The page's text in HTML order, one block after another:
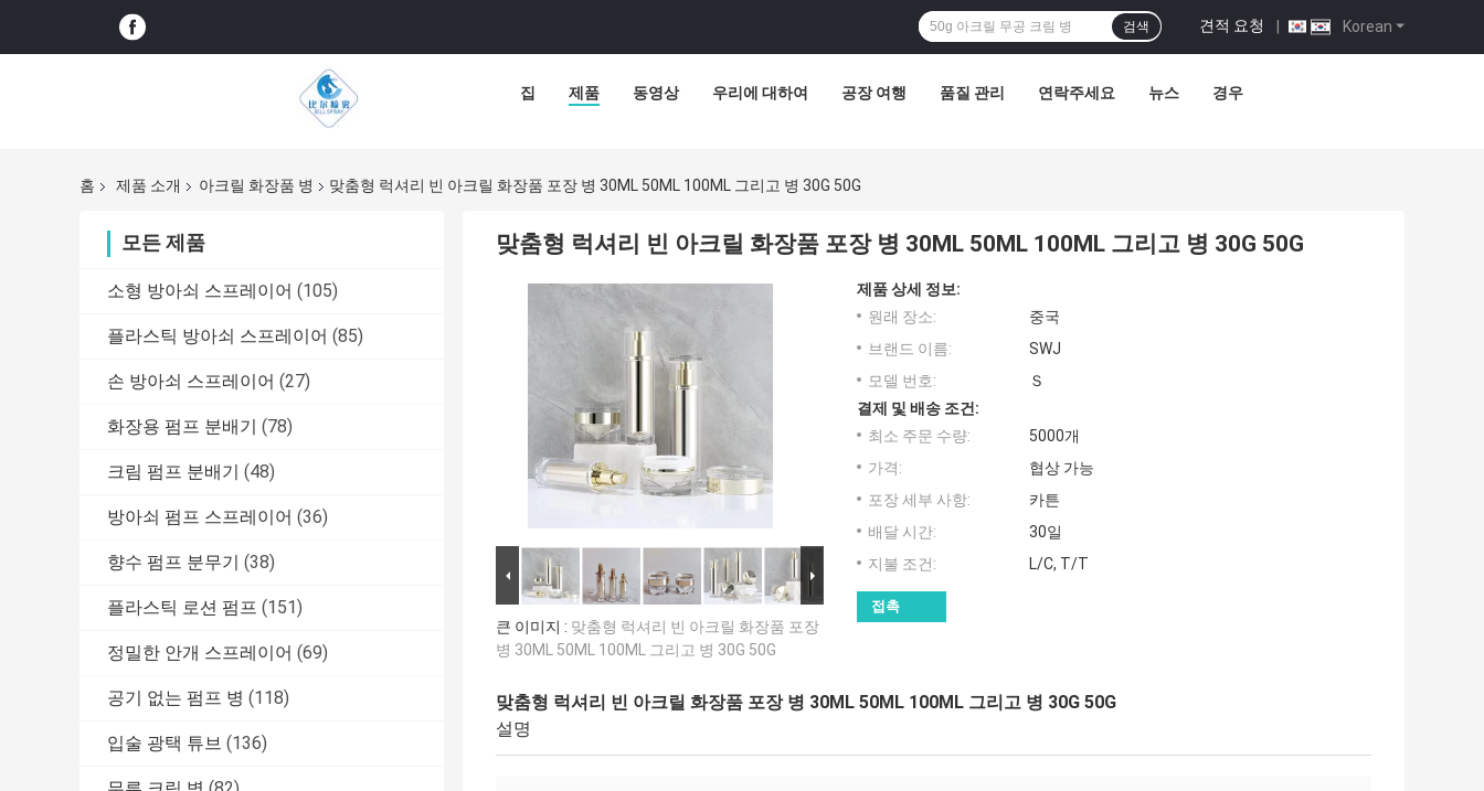
Korean
견적 요청 |
검색
집 제품 동영상 우리에 대하여 공장 여행 품질 관리 연락주세요 뉴스 경우
홈 제품 소개 아크릴 화장품 병 맞춤형 럭셔리 빈 아크릴 화장품 포장 병 30ML 50ML 100ML 그리고 병 30G 50G
모든 제품
소형 방아쇠 스프레이어 (105)
플라스틱 방아쇠 스프레이어 (85)
손 방아쇠 스프레이어 (27)
화장용 펌프 분배기 (78)
크림 펌프 분배기 (48)
방아쇠 펌프 스프레이어 (36)
향수 펌프 분무기 (38)
플라스틱 로션 펌프 (151)
정밀한 안개 스프레이어 (69)
공기 없는 펌프 병 (118)
입술 광택 튜브 (136)
맞춤형 럭셔리 빈 아크릴 화장품 포장 병 30ML 50ML 100ML 그리고 병 30G 50G
큰 이미지 : 맞춤형 럭셔리 빈 아크릴 화장품 포장
병 30ML 50ML 100ML 그리고 병 30G 50G
제품 상세 정보:
원래 장소:
중국
브랜드 이름:
SWJ
모델 번호:
Ｓ
결제 및 배송 조건:
최소 주문 수량:
5000개
가격:
협상 가능
포장 세부 사항:
카튼
배달 시간:
30일
지불 조건:
L/C, T/T
접촉
맞춤형 럭셔리 빈 아크릴 화장품 포장 병 30ML 50ML 100ML 그리고 병 30G 50G
설명